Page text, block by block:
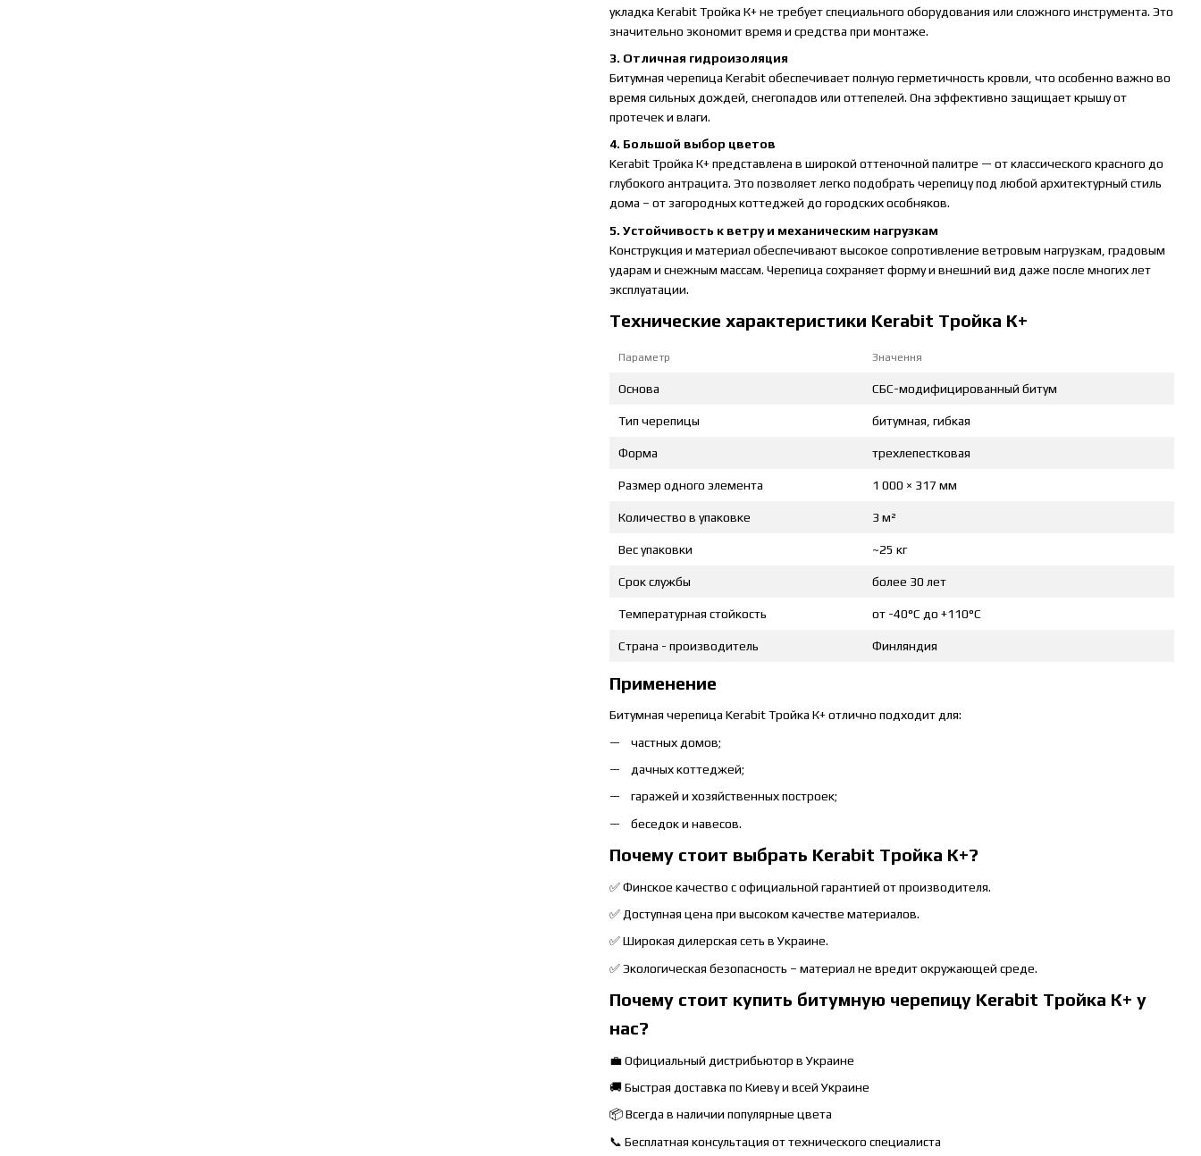
укладка Kerabit Тройка К+ не требует специального оборудования или сложного инструмента. Это
значительно экономит время и средства при монтаже.
3. Отличная гидроизоляция
Битумная черепица Kerabit обеспечивает полную герметичность кровли, что особенно важно во
время сильных дождей, снегопадов или оттепелей. Она эффективно защищает крышу от
протечек и влаги.
4. Большой выбор цветов
Kerabit Тройка К+ представлена ​​в широкой оттеночной палитре — от классического красного до
глубокого антрацита. Это позволяет легко подобрать черепицу под любой архитектурный стиль
дома – от загородных коттеджей до городских особняков.
5. Устойчивость к ветру и механическим нагрузкам
Конструкция и материал обеспечивают высокое сопротивление ветровым нагрузкам, градовым
ударам и снежным массам. Черепица сохраняет форму и внешний вид даже после многих лет
эксплуатации.
Технические характеристики Kerabit Тройка К+
Параметр Значення
Основа СБС-модифицированный битум
Тип черепицы битумная, гибкая
Форма трехлепестковая
Размер одного элемента 1 000 × 317 мм
Количество в упаковке 3 м²
Вес упаковки ~25 кг
Срок службы более 30 лет
Температурная стойкость от -40°C до +110°C
Страна - производитель Финляндия
Применение
Битумная черепица Kerabit Тройка К+ отлично подходит для:
частных домов;
дачных коттеджей;
гаражей и хозяйственных построек;
беседок и навесов.
Почему стоит выбрать Kerabit Тройка К+?
✅ Финское качество с официальной гарантией от производителя.
✅ Доступная цена при высоком качестве материалов.
✅ Широкая дилерская сеть в Украине.
✅ Экологическая безопасность – материал не вредит окружающей среде.
Почему стоит купить битумную черепицу Kerabit Тройка К+ у
нас?
💼 Официальный дистрибьютор в Украине
🚚 Быстрая доставка по Киеву и всей Украине
📦 Всегда в наличии популярные цвета
📞 Бесплатная консультация от технического специалиста